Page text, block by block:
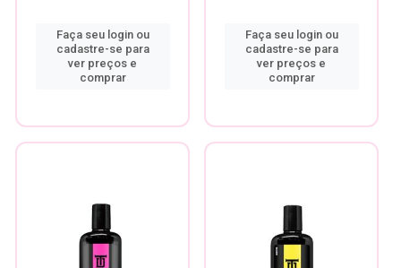
Faça seu login ou
cadastre-se para
ver preços e
comprar
Faça seu login ou
cadastre-se para
ver preços e
comprar